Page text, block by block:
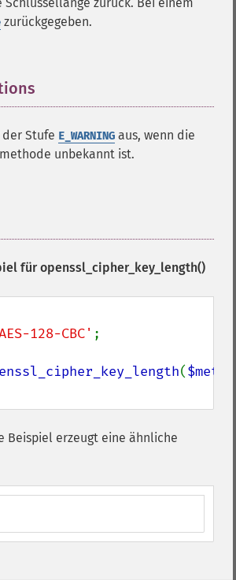
zurückgegeben.
Stufe E_WARNING aus, wenn die
unbekannt ist.
füropenssl_cipher_key_length()
128-CBC' ;
(
Beispiel erzeugt eine ähnliche